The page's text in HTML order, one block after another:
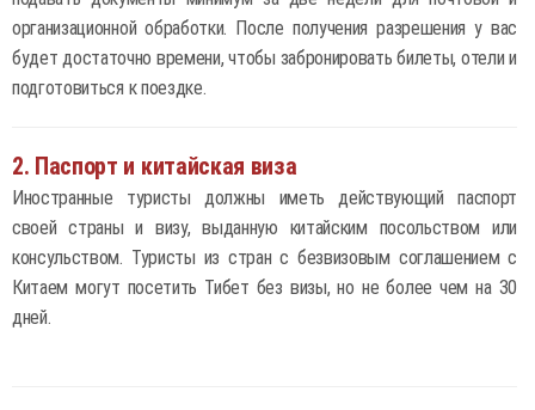
организационной обработки. После получения разрешения у вас
будет достаточно времени, чтобы забронировать билеты, отели и
подготовиться к поездке.
2. Паспорт и китайская виза
Иностранные туристы должны иметь действующий паспорт
своей страны и визу, выданную китайским посольством или
консульством. Туристы из стран с безвизовым соглашением с
Китаем могут посетить Тибет без визы, но не более чем на 30
дней.